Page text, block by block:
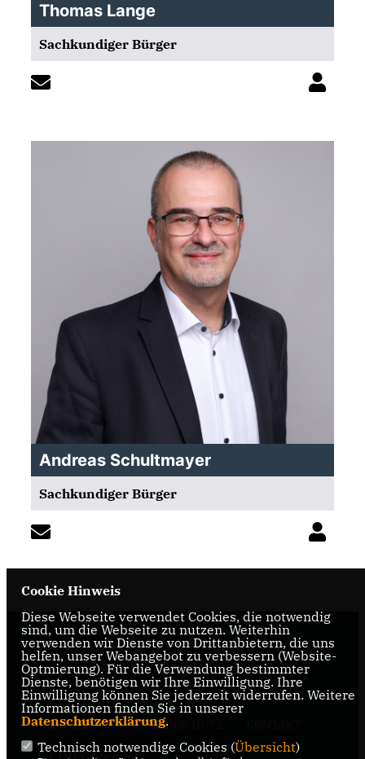
Thomas Lange
Sachkundiger Bürger
Andreas Schultmayer
Sachkundiger Bürger
Herzlich Willkommen auf der Internetseite des
Gemeindeverband Steinhagen
IMPRESSUM DATENSCHUTZ
Cookie Hinweis
Diese Webseite verwendet Cookies, die notwendig
sind, um die Webseite zu nutzen. Weiterhin
verwenden wir Dienste von Drittanbietern, die uns
helfen, unser Webangebot zu verbessern (Website-
Optmierung). Für die Verwendung bestimmter
Dienste, benötigen wir Ihre Einwilligung. Ihre
Einwilligung können Sie jederzeit widerrufen. Weitere
Informationen finden Sie in unserer
Datenschutzerklärung.
Technisch notwendige Cookies (Übersicht)